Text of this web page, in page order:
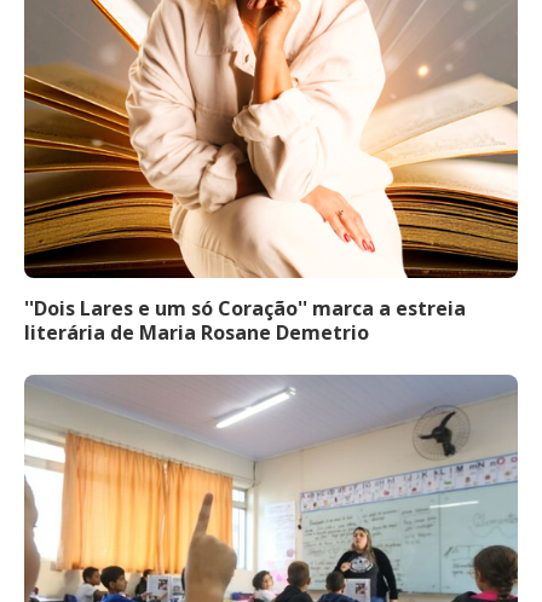
''Dois Lares e um só Coração'' marca a estreia
literária de Maria Rosane Demetrio